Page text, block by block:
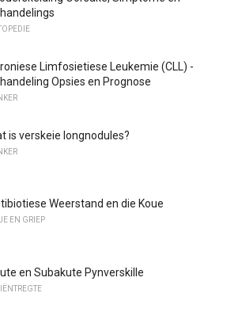
Limfosietiese Leukemie (CLL) -
Opsies en Prognose
is verskeie longnodules?
Weerstand en die Koue
EN GRIEP
en Subakute Pynverskille